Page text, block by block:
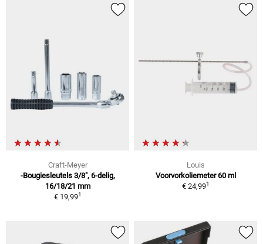
Craft-Meyer
-Bougiesleutels 3/8", 6-delig,
16/18/21 mm
€ 19,991
Louis
Voorvorkoliemeter 60 ml
€ 24,991